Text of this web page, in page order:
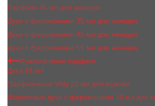
Парфюм 45 мл для женщин
Духи с феромонами 35 мл для женщин
Духи с феромонами 45 мл для женщин
Духи с феромонами 55 мл для женщин
Мужской мини парфюм
Духи 65 мл
Парфюмерия Vilily 25 мл для мужчин
Шариковые духи с феромонами 10 мл для